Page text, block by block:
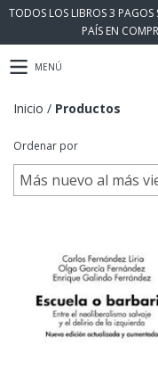
TODOS LOS LIBROS 3 PAGOS
PAÍS EN
MENÚ
Inicio / Productos
Ordenar por